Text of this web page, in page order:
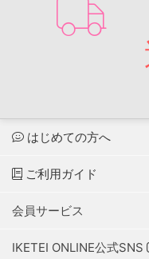
はじめての方へ
ご利用ガイド
会員サービス
IKETEI ONLINE公式SNS